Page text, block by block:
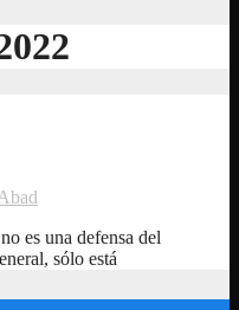
es una defensa del
sólo está